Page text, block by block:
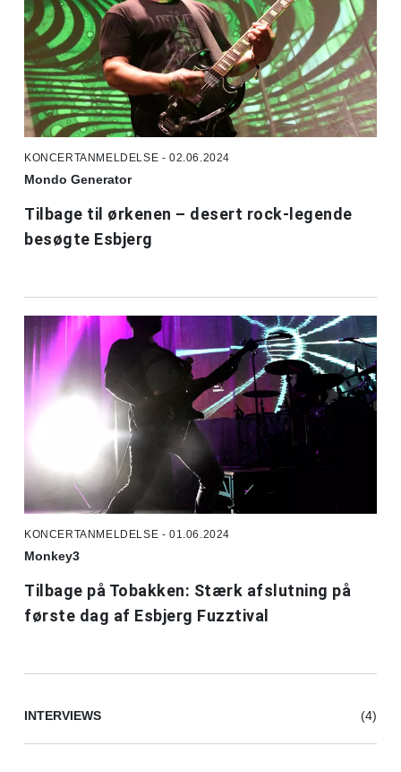
KONCERTANMELDELSE - 02.06.2024
Mondo Generator
Tilbage til ørkenen – desert rock-legende
besøgte Esbjerg
KONCERTANMELDELSE - 01.06.2024
Monkey3
Tilbage på Tobakken: Stærk afslutning på
første dag af Esbjerg Fuzztival
INTERVIEWS (4)